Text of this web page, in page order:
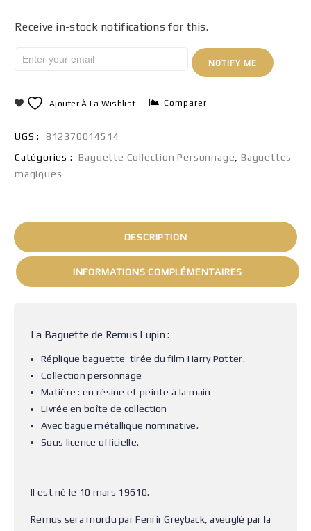
Receive in-stock notifications for this.
NOTIFY ME
Ajouter À La Wishlist Comparer
UGS :
812370014514
Catégories :
Baguette Collection Personnage ,Baguettes
magiques
DESCRIPTION
INFORMATIONS COMPLÉMENTAIRES
La Baguette de Remus Lupin :
Réplique baguette tirée du film Harry Potter.
Collection personnage
Matière : en résine et peinte à la main
Livrée en boîte de collection
Avec bague métallique nominative.
Sous licence officielle.
Il est né le 10 mars 19610.
Remus sera mordu par Fenrir Greyback, aveuglé par la